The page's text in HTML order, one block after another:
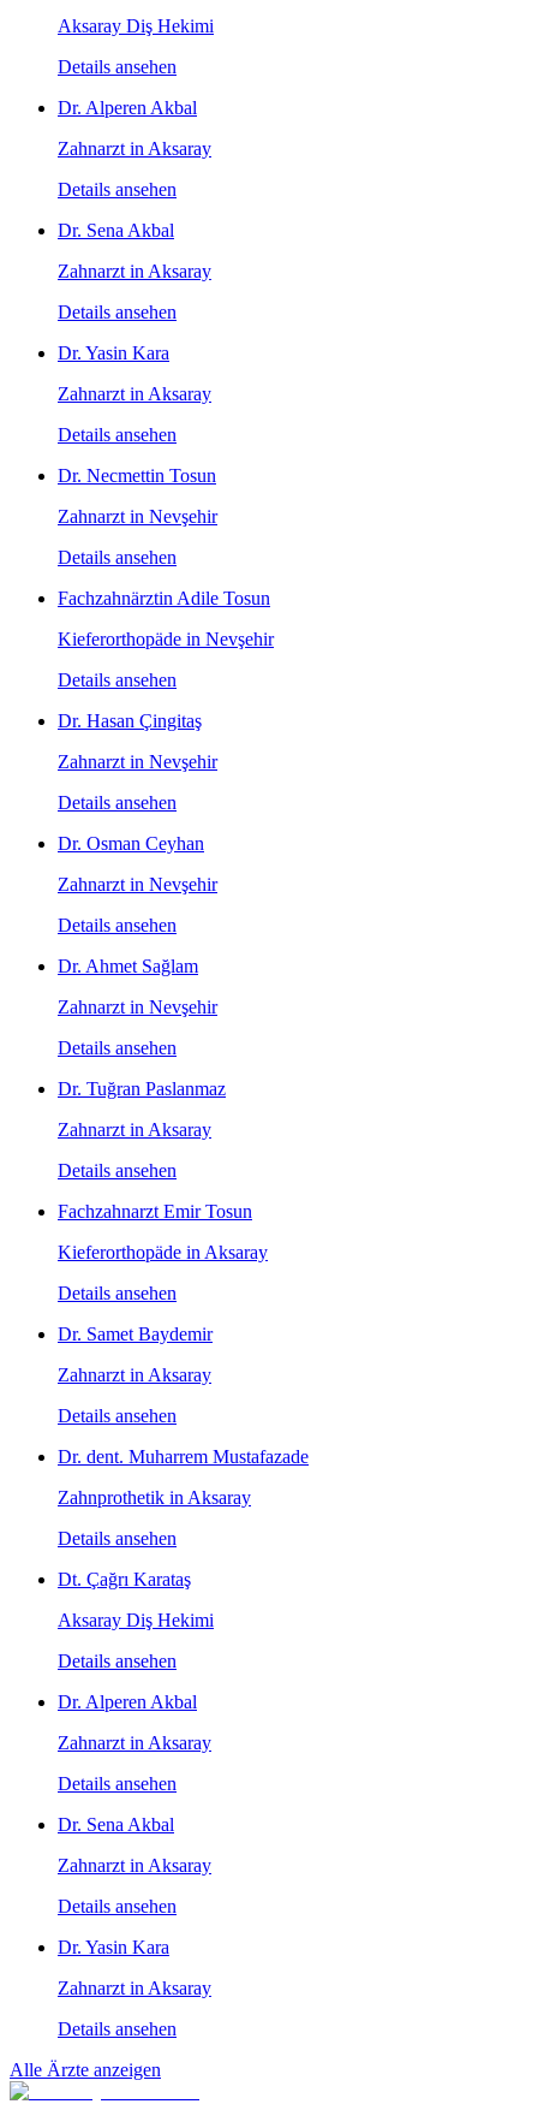
Aksaray Diş Hekimi
Details ansehen
Dr. Alperen Akbal
Zahnarzt in Aksaray
Details ansehen
Dr. Sena Akbal
Zahnarzt in Aksaray
Details ansehen
Dr. Yasin Kara
Zahnarzt in Aksaray
Details ansehen
Dr. Necmettin Tosun
Zahnarzt in Nevşehir
Details ansehen
Fachzahnärztin Adile Tosun
Kieferorthopäde in Nevşehir
Details ansehen
Dr. Hasan Çingitaş
Zahnarzt in Nevşehir
Details ansehen
Dr. Osman Ceyhan
Zahnarzt in Nevşehir
Details ansehen
Dr. Ahmet Sağlam
Zahnarzt in Nevşehir
Details ansehen
Dr. Tuğran Paslanmaz
Zahnarzt in Aksaray
Details ansehen
Fachzahnarzt Emir Tosun
Kieferorthopäde in Aksaray
Details ansehen
Dr. Samet Baydemir
Zahnarzt in Aksaray
Details ansehen
Dr. dent. Muharrem Mustafazade
Zahnprothetik in Aksaray
Details ansehen
Dt. Çağrı Karataş
Aksaray Diş Hekimi
Details ansehen
Dr. Alperen Akbal
Zahnarzt in Aksaray
Details ansehen
Dr. Sena Akbal
Zahnarzt in Aksaray
Details ansehen
Dr. Yasin Kara
Zahnarzt in Aksaray
Details ansehen
Alle Ärzte anzeigen